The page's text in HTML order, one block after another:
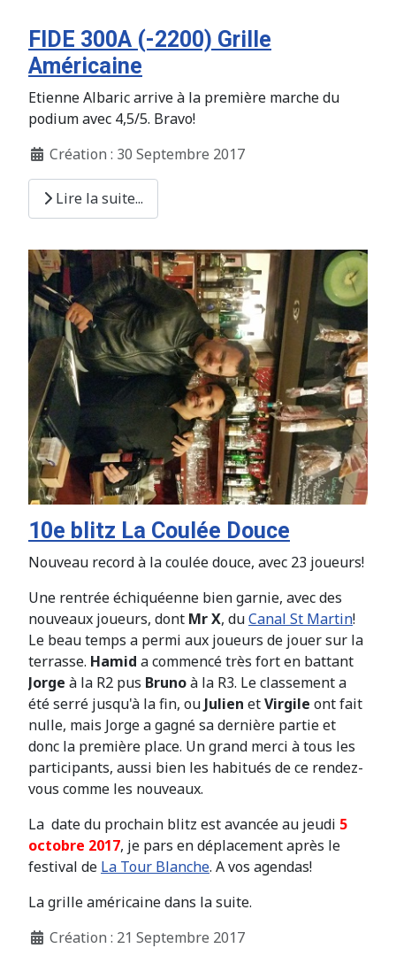
FIDE 300A (-2200) Grille
Américaine
Etienne Albaric arrive à la première marche du
podium avec 4,5/5. Bravo!
Création : 30 Septembre 2017
Lire la suite...
10e blitz La Coulée Douce
Nouveau record à la coulée douce, avec 23 joueurs!
Une rentrée échiquéenne bien garnie, avec des
nouveaux joueurs, dont Mr X, duCanal St Martin!
Le beau temps a permi aux joueurs de jouer sur la
terrasse. Hamid a commencé très fort en battant
Jorge à la R2 pus Brunoà la R3. Le classement a
été serré jusqu'à la fin, ou Julien etVirgile ont fait
nulle, mais Jorge a gagné sa dernière partie et
donc la première place. Un grand merci à tous les
participants, aussi bien les habitués de ce rendez-
vous comme les nouveaux.
La date du prochain blitz est avancée au jeudi 5
octobre 2017, je pars en déplacement après le
festival de La Tour Blanche. A vos agendas!
La grille américaine dans la suite.
Création : 21 Septembre 2017